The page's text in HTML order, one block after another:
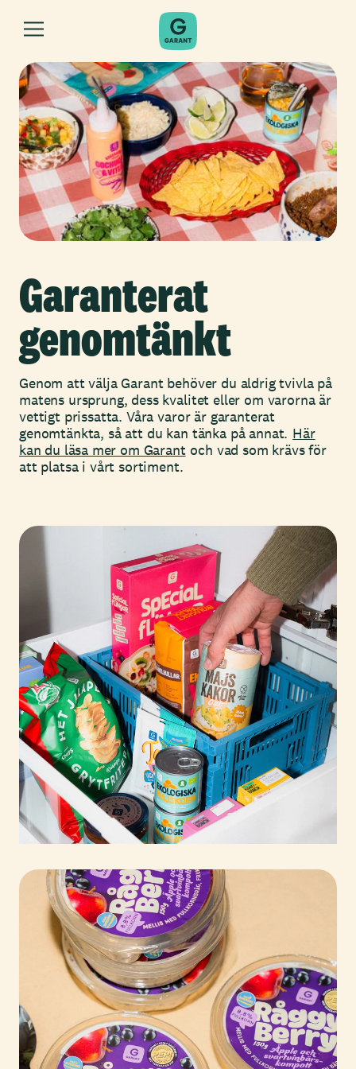
Garanterat
genomtänkt
Genom att välja Garant behöver du aldrig tvivla på
matens ursprung, dess kvalitet eller om varorna är
vettigt prissatta. Våra varor är garanterat
genomtänkta, så att du kan tänka på annat. Här
kan du läsa mer om Garant och vad som krävs för
att platsa i vårt sortiment.
Såhär tänker vi
För oss är det viktigt att du ska förstå vilka tuffa
krav vi faktiskt ställer på alla produkter i vårt
sortiment. Här ger vi dig en inblick i våra
vi tar fram våra produkter.
LÄS MER